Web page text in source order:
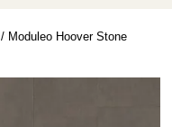
/ Moduleo Hoover Stone